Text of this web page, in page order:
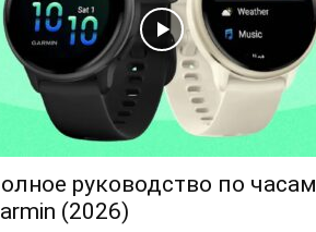
руководство по часам
(2026)